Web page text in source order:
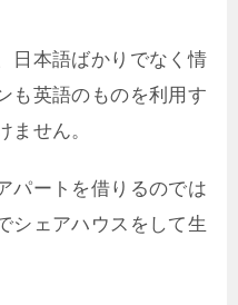
日本語ばかりでなく情
も英語のものを利用す
ません。
パートを借りるのでは
シェアハウスをして生